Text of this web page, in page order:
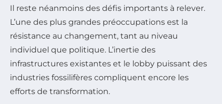
Il reste néanmoins des défis importants à relever.
L’une des plus grandes préoccupations est la
résistance au changement, tant au niveau
individuel que politique. L’inertie des
infrastructures existantes et le lobby puissant des
industries fossilifères compliquent encore les
efforts de transformation.